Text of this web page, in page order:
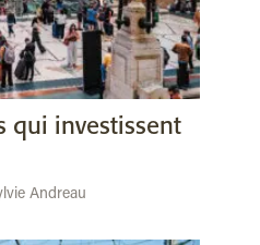
qui investissent
Andreau